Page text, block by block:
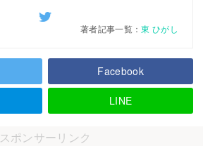
著者記事一覧：東 ひがし
Facebook
LINE
スポンサーリンク